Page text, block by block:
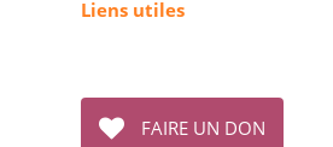
Liens utiles
FAIRE UN DON